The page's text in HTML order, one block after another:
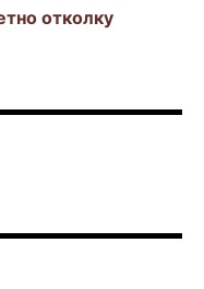
отколку